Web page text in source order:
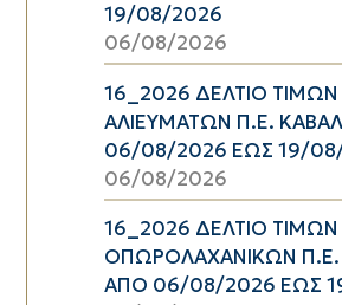
19/08/2026
06/08/2026
16_2026 ΔΕΛΤΙΟ
ΑΛΙΕΥΜΑΤΩΝ Π.Ε.
06/08/2026 ΕΩΣ 19/
06/08/2026
16_2026 ΔΕΛΤΙΟ
ΟΠΩΡΟΛΑΧΑΝΙΚΩΝ Π.Ε.
ΑΠΟ 06/08/2026 ΕΩΣ